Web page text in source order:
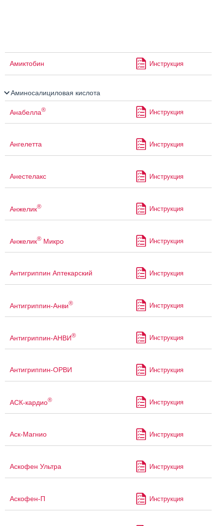
Амиктобин Инструкция
Аминосалициловая кислота
Анабелла® Инструкция
Ангелетта Инструкция
Анестелакс Инструкция
Анжелик® Инструкция
Анжелик® Микро Инструкция
Антигриппин Аптекарский Инструкция
Антигриппин-Анви® Инструкция
Антигриппин-АНВИ® Инструкция
Антигриппин-ОРВИ Инструкция
АСК-кардио® Инструкция
Аск-Магнио Инструкция
Аскофен Ультра Инструкция
Аскофен-П Инструкция